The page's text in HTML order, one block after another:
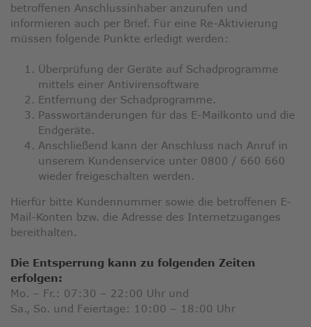
betroffenen Anschlussinhaber anzurufen und
informieren auch per Brief. Für eine Re-Aktivierung
müssen folgende Punkte erledigt werden:
Überprüfung der Geräte auf Schadprogramme
mittels einer Antivirensoftware
Entfernung der Schadprogramme.
Passwortänderungen für das E-Mailkonto und die
Endgeräte.
Anschließend kann der Anschluss nach Anruf in
unserem Kundenservice unter 0800 / 660 660
wieder freigeschalten werden.
Hierfür bitte Kundennummer sowie die betroffenen E-
Mail-Konten bzw. die Adresse des Internetzuganges
bereithalten.
Die Entsperrung kann zu folgenden Zeiten
erfolgen:
Mo. – Fr.: 07:30 – 22:00 Uhr und
Sa., So. und Feiertage: 10:00 – 18:00 Uhr